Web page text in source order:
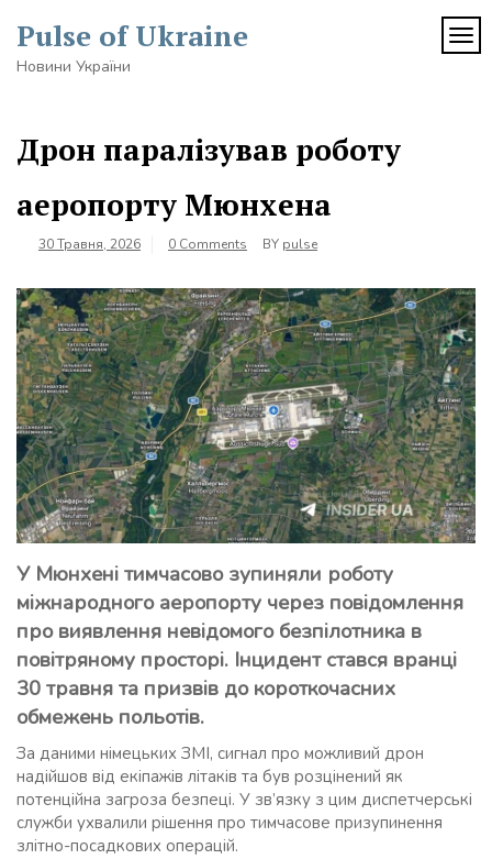
content
Pulse of Ukraine
Новини України
Дрон паралізував роботу
аеропорту Мюнхена
30 Травня, 2026 0 Comments BY pulse
У Мюнхені тимчасово зупиняли роботу
міжнародного аеропорту через повідомлення
про виявлення невідомого безпілотника в
повітряному просторі. Інцидент стався вранці
30 травня та призвів до короткочасних
обмежень польотів.
За даними німецьких ЗМІ, сигнал про можливий дрон
надійшов від екіпажів літаків та був розцінений як
потенційна загроза безпеці. У зв’язку з цим диспетчерські
служби ухвалили рішення про тимчасове призупинення
злітно-посадкових операцій.